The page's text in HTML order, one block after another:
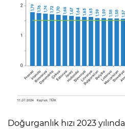
Doğurganlık hızı 2023 yılında